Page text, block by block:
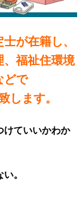
が在籍し、
、福祉住環境
どで
します。
けていいかわか
。